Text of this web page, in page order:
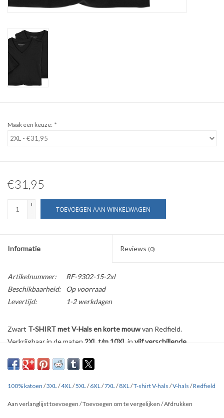
JACKS / JASSEN
WERKKLEDING
OVERIG
Maak een keuze: *
€31,95
+
-
TOEVOEGEN AAN WINKELWAGEN
Informatie Reviews (0)
Artikelnummer:
RF-9302-15-2xl
Beschikbaarheid:
Op voorraad
Levertijd:
1-2 werkdagen
Zwart T-SHIRT met V-Hals en korte mouwvan Redfield.
Verkrijgbaar in de maten 2XL t/m 10XL in vijf verschillende
Gemaakt van 100% katoen en fraai afgewerkt.
Comfortabele pasvorm , elastische V-Hals
Double-pack : 2 T-shirts in verpakking
100% katoen /3XL/4XL/5XL/6XL/7XL/8XL/T-shirt V-hals /V-hals /Redfield
Aan verlanglijst toevoegen /Toevoegen om te vergelijken /Afdrukken